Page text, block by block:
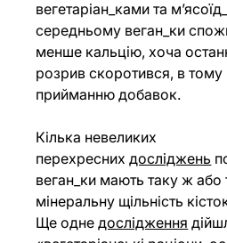
вегетаріан_ками та
середньому веган_ки
менше кальцію, хоча
розрив скоротився, в тому
прийманню добавок.
Кілька невеликих
перехресних досліджень
веган_ки мають таку ж
мінеральну щільність
Ще одне дослідження